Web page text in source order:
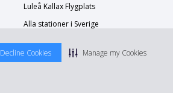
Decline Cookies Manage my Cookies
Luleå Kallax Flygplats
Alla stationer i Sverige